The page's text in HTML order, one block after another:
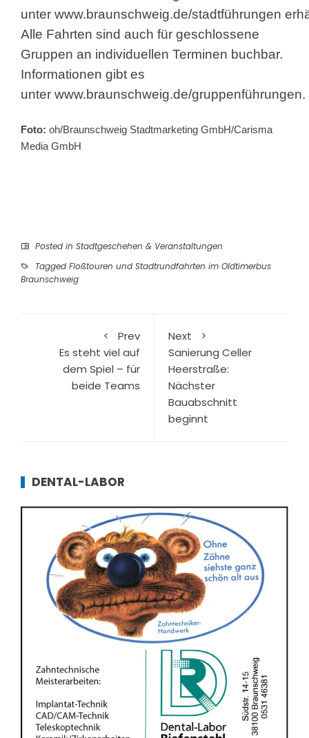
unter www.braunschweig.de/stadtführungen
Alle Fahrten sind auch für geschlossene
Gruppen an individuellen Terminen buchbar.
Informationen gibt es
unter www.braunschweig.de/gruppenführungen.
Foto: oh/Braunschweig Stadtmarketing GmbH/Carisma
Media GmbH
Posted in Stadtgeschehen & Veranstaltungen
Tagged Floßtouren und Stadtrundfahrten im Oldtimerbus
Braunschweig
Prev
Es steht viel auf
dem Spiel – für
beide Teams
Next
Sanierung Celler
Heerstraße:
Nächster
Bauabschnitt
beginnt
DENTAL-LABOR